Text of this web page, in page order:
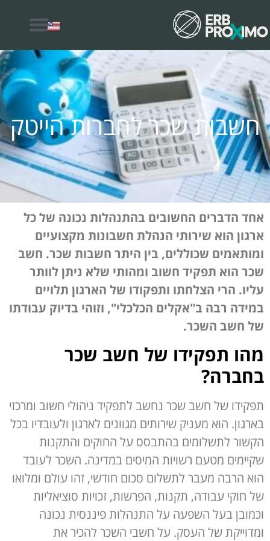
חשבות שכר לחברות הייטק
אחד הדברים החשובים בהתנהלות נכונה של כל
ארגון הוא שירותי הנהלת חשבונות מקצועיים
ומותאמים שכוללים, בין היתר חשבות שכר. חשב
שכר הוא תפקיד חשוב ומהותי שלא ניתן לוותר
עליו. הרי הצלחתו ותפקודו של הארגון תלויים
במידה רבה ב"אקלים הכלכלי", וזוהי בדיוק עבודתו
של חשב השכר.
מהו תפקידו של חשב שכר
בחברה?
תפקידו של חשב שכר נחשב לתפקיד ניהולי חשוב ומרכזי
בארגון. הוא מעניק שירותים מגוונים לארגון ולעובדיו בכל
הקשור לתשלומים בהתבסס על החוקים והתקנות
שקיימים מטעם רשויות המיסים במדינה. השכר לעובד
הוא הרבה מעבר לתשלום סכום חודשי, זהו עולם ומלואו
של חוקי עבודה, תקנות, הפרשות, זכויות סוציאליות
וכמובן בעל השפעה על התנהלות פיננסית נכונה
ומדוייקת של העסק. על חשבי השכר להכיר את